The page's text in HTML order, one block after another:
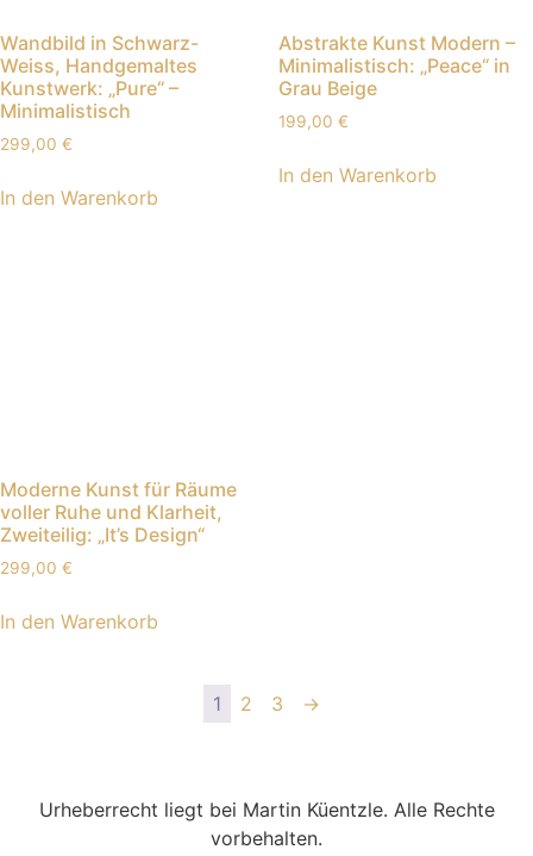
Wandbild in Schwarz-
Weiss, Handgemaltes
Kunstwerk: „Pure“ –
Minimalistisch
299,00 €
In den Warenkorb
Abstrakte Kunst Modern –
Minimalistisch: „Peace“ in
Grau Beige
199,00 €
In den Warenkorb
Moderne Kunst für Räume
voller Ruhe und Klarheit,
Zweiteilig: „It’s Design“
299,00 €
In den Warenkorb
1 2 3 →
Urheberrecht liegt bei Martin Küentzle. Alle Rechte
vorbehalten.